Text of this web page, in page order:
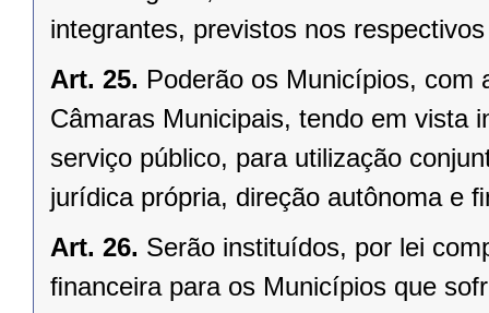
integrantes, previstos nos
Art. 25. Poderão os Municípios, com
Câmaras Municipais, tendo em vista
serviço público, para utilização
jurídica própria, direção autônoma e
Art. 26. Serão instituídos, por lei
ﬁnanceira para os Municípios que